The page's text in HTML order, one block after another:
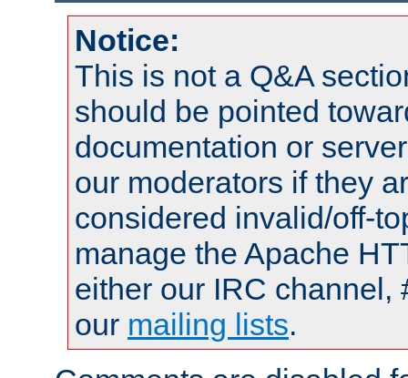
Notice:
This is not a Q&A
should be pointed
documentation or
our moderators if they
considered invalid/off-
manage the Apache
either our IRC channel,
our mailing lists.